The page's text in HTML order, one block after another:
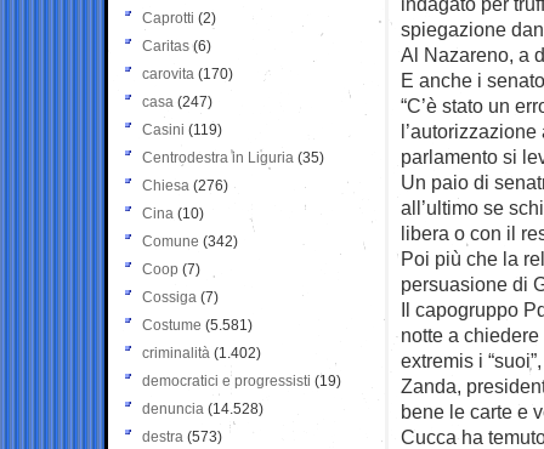
spiegazione
Al Nazareno, a
E anche i
“C’è stato un
parlamento si
Un paio di
all’ultimo se
libera o con il
Poi più che la
persuasione di
Il capogruppo
notte a
extremis i
Zanda,
bene le carte e
Cucca ha
Caprotti (2)
Caritas (6)
carovita (170)
casa (247)
Casini (119)
Centrodestra in Liguria (35)
Chiesa (276)
Cina (10)
Comune (342)
Coop (7)
Cossiga (7)
Costume (5.581)
criminalità (1.402)
democratici e progressisti (19)
denuncia (14.528)
destra (573)